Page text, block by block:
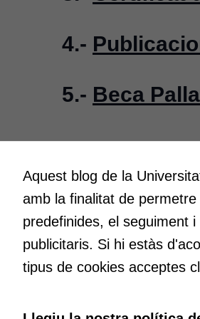
4.-
5.- Beca
Innovació
A l’ICE ens entusiasma la
Volem que sigui l’impuls per
universitat i fer que la qualitat
distintiu permanent.
Aquest blog de la
amb la finalitat de
predefinides, el seguiment
publicitaris. Si hi estàs
tipus de cookies acceptes